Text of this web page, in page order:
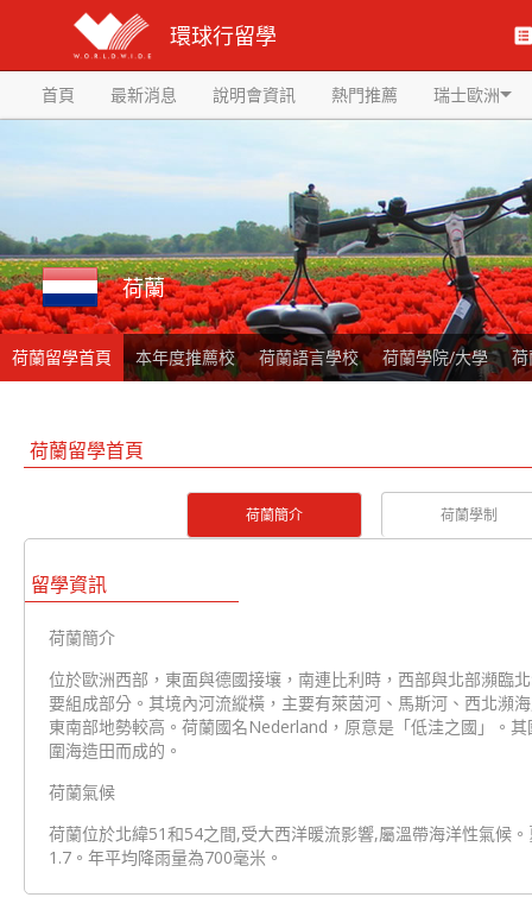
環球行留學
首頁 最新消息 說明會資訊 熱門推薦 瑞士歐洲
荷蘭
荷蘭留學首頁 本年度推薦校 荷蘭語言學校 荷蘭學院/大學
荷蘭留學首頁
荷蘭簡介 荷蘭學制
留學資訊
荷蘭簡介
位於歐洲西部，東面與德國接壤，南連比利時，西部與北部瀕臨
要組成部分。其境內河流縱橫，主要有萊茵河、馬斯河、西北瀕
東南部地勢較高。荷蘭國名Nederland，原意是「低洼之國」。
圍海造田而成的。
荷蘭氣候
荷蘭位於北緯51和54之間,受大西洋暖流影響,屬溫帶海洋性氣候
1.7。年平均降雨量為700毫米。